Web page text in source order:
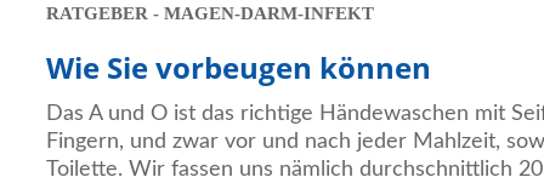
RATGEBER - MAGEN-DARM-INFEKT
Wie Sie vorbeugen können
Das A und O ist das richtige Händewaschen mit
Fingern, und zwar vor und nach jeder Mahlzeit,
Toilette. Wir fassen uns nämlich durchschnittlich